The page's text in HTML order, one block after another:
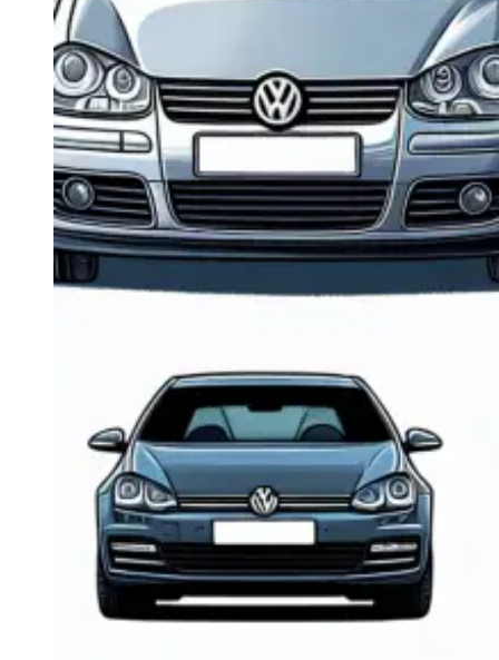
Navigație Ford Mondeo MK3
Navigație Ford Mondeo MK4
Navigație Ford Transit
Mercedes
Navigație Mercedes C Class W203
Navigație Mercedes C Class W204
Navigație Mercedes W203
Navigație Mercedes W204
Navigație Mercedes W211
Navigație Mercedes Sprinter
Navigație Passat B5
Navigație Passat B8
Navigație Passat CC
Skoda
Navigație Skoda Fabia 1
Navigație Skoda Fabia 2
Navigație Skoda Octavia 1
Navigație Skoda Octavia 2
Navigație Skoda Octavia 3
Navigație Skoda Rapid
Navigație Skoda Superb 1
Navigație Skoda Superb 2
Navigație Toyota Avensis T25
Portbagaj Plafon Auto